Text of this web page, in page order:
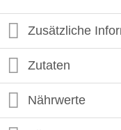
Zusätzliche
Zutaten
Nährwerte